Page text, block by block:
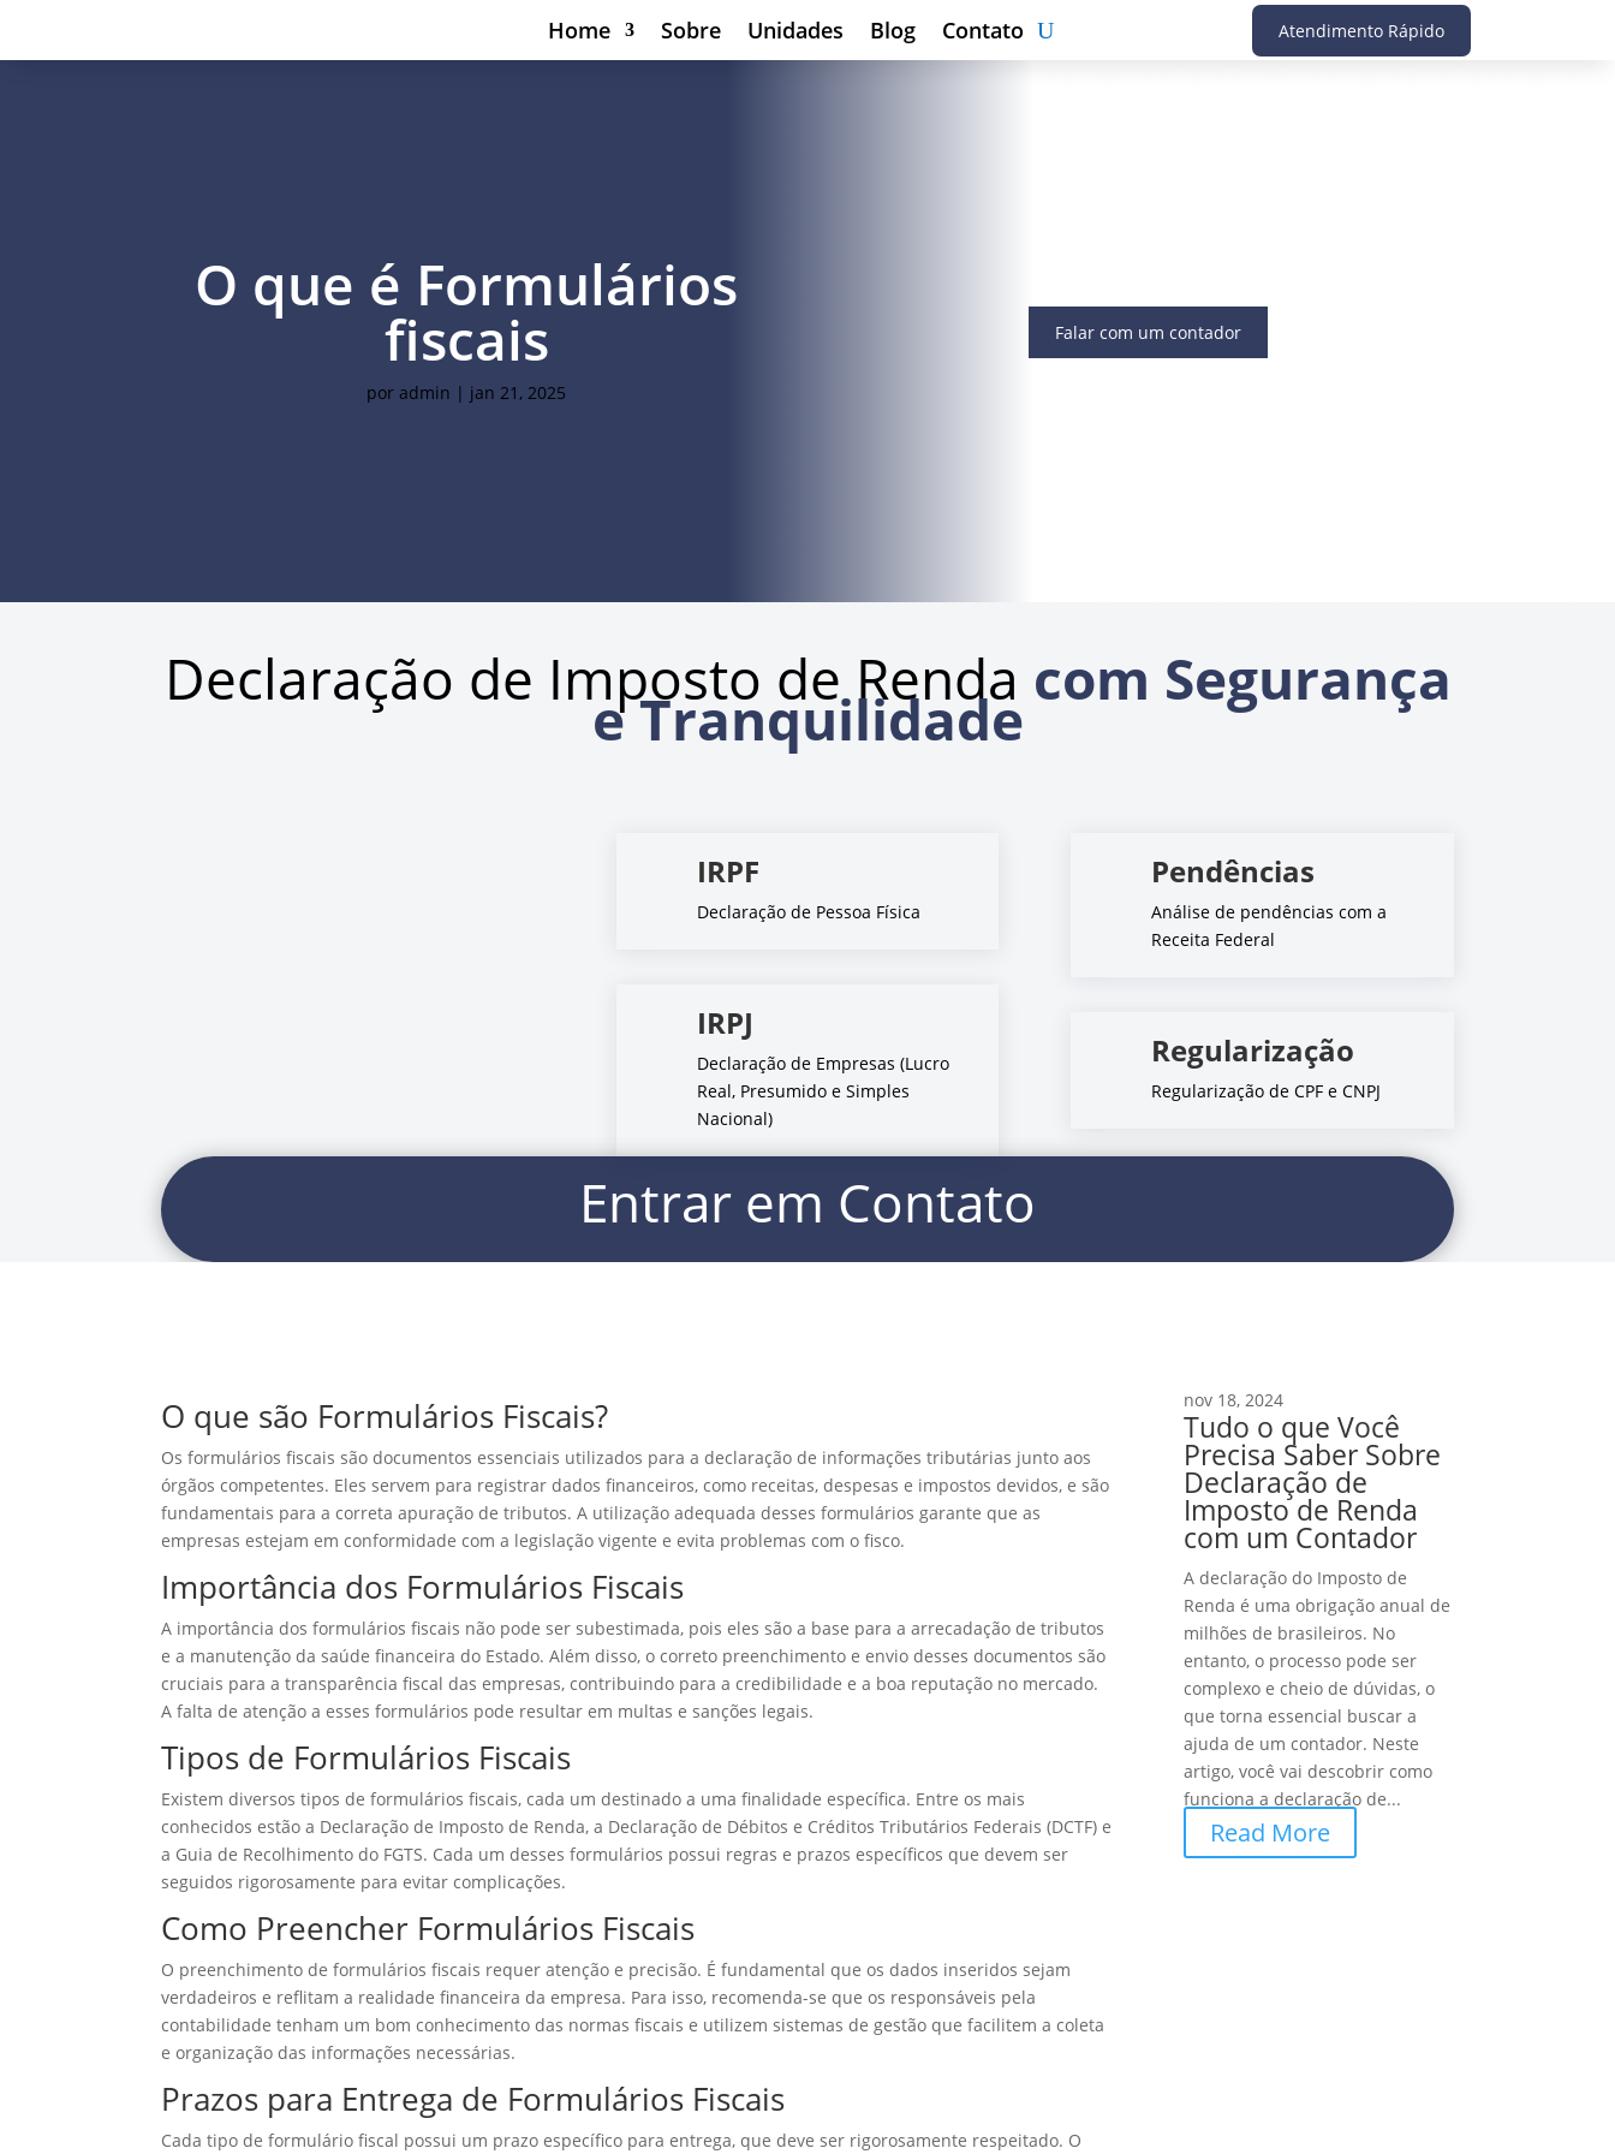
Home Sobre Unidades Blog Contato Atendimento Rápido
O que é Formulários
fiscais
poradmin | jan 21, 2025
Falar com um contador
Declaração de Imposto de Renda com Segurança
e Tranquilidade
IRPF
Declaração de Pessoa Física
IRPJ
Declaração de Empresas (Lucro
Real, Presumido e Simples
Nacional)
Pendências
Análise de pendências com a
Receita Federal
Regularização
Regularização de CPF e CNPJ
Entrar em Contato
O que são Formulários Fiscais?
Os formulários fiscais são documentos essenciais utilizados para a declaração de informações tributárias junto aos
órgãos competentes. Eles servem para registrar dados financeiros, como receitas, despesas e impostos devidos, e são
fundamentais para a correta apuração de tributos. A utilização adequada desses formulários garante que as
empresas estejam em conformidade com a legislação vigente e evita problemas com o fisco.
Importância dos Formulários Fiscais
A importância dos formulários fiscais não pode ser subestimada, pois eles são a base para a arrecadação de tributos
e a manutenção da saúde financeira do Estado. Além disso, o correto preenchimento e envio desses documentos são
cruciais para a transparência fiscal das empresas, contribuindo para a credibilidade e a boa reputação no mercado.
A falta de atenção a esses formulários pode resultar em multas e sanções legais.
Tipos de Formulários Fiscais
Existem diversos tipos de formulários fiscais, cada um destinado a uma finalidade específica. Entre os mais
conhecidos estão a Declaração de Imposto de Renda, a Declaração de Débitos e Créditos Tributários Federais (DCTF) e
a Guia de Recolhimento do FGTS. Cada um desses formulários possui regras e prazos específicos que devem ser
seguidos rigorosamente para evitar complicações.
Como Preencher Formulários Fiscais
O preenchimento de formulários fiscais requer atenção e precisão. É fundamental que os dados inseridos sejam
verdadeiros e reflitam a realidade financeira da empresa. Para isso, recomenda-se que os responsáveis pela
contabilidade tenham um bom conhecimento das normas fiscais e utilizem sistemas de gestão que facilitem a coleta
e organização das informações necessárias.
Prazos para Entrega de Formulários Fiscais
Cada tipo de formulário fiscal possui um prazo específico para entrega, que deve ser rigorosamente respeitado. O
nov 18, 2024
Tudo o que Você
Precisa Saber Sobre
Declaração de
Imposto de Renda
com um Contador
A declaração do Imposto de
Renda é uma obrigação anual de
milhões de brasileiros. No
entanto, o processo pode ser
complexo e cheio de dúvidas, o
que torna essencial buscar a
ajuda de um contador. Neste
artigo, você vai descobrir como
funciona a declaração de...
Read More